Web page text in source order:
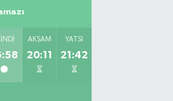
AKŞAM
20:11
YATSI
21:42